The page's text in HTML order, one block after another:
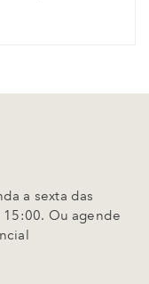
a sexta das
15:00. Ou agende